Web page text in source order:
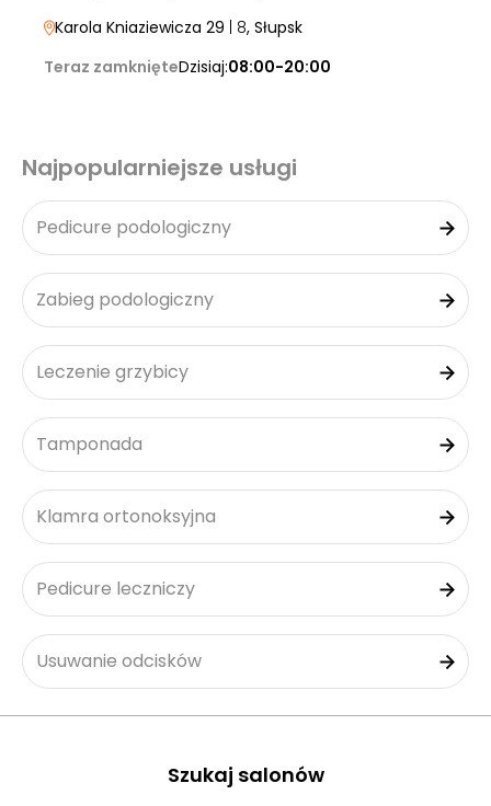
Karola Kniaziewicza 29 | 8, Słupsk
Teraz zamknięteDzisiaj:08:00-20:00
Najpopularniejsze usługi
Pedicure podologiczny
Zabieg podologiczny
Leczenie grzybicy
Tamponada
Klamra ortonoksyjna
Pedicure leczniczy
Usuwanie odcisków
Szukaj salonów